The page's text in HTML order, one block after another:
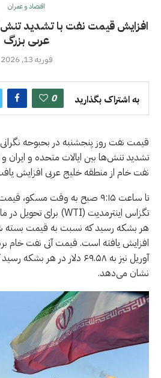
اقتصاد و عمران
افزایش قیمت نفت با تشدید تنش
عرىى بزرگ
فوریه 13, 2026
به اشتراک بگذارید 0
قیمت نفت روز پنجشنبه در بحبوحه نگرانی
تشدید تنش‌ها بین ایالات متحده و ایران
نفت خام از منطقه خلیج عربى افزایش
تا ساعت ۹:۱۵ صبح به وقت
افزایش یافته است. قیمت آتی نفت خام
نشان می‌دهد.